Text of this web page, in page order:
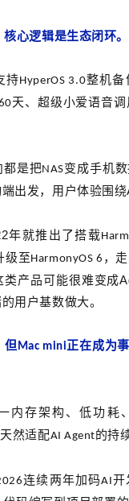
核心逻辑是生态闭环。
持HyperOS 3.0整机备
天、超级小爱语音调
都是把NAS变成手机数
出发，用户体验围绕
年就推出了搭载
级至HarmonyOS 6 ，
类产品可能很难变成
用户基数做大。
但 Mac mini正在成为
内存架构、低功耗
然适配AI Agent的持
连续两年加码AI开